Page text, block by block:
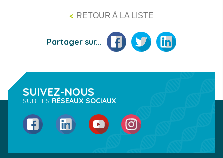
< RETOUR À LA LISTE
Partager sur... FacebookTwitter LinkedIn
SUIVEZ-NOUS
SUR LES RÉSEAUX SOCIAUX
FacebookLinkedIn YouTube Instagram